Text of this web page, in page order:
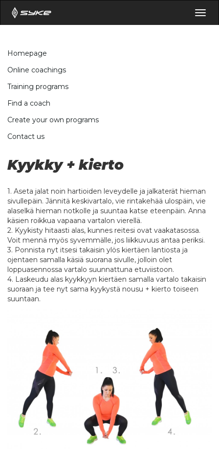
Homepage
Online coachings
Training programs
Find a coach
Create your own programs
Contact us
Kyykky + kierto
1. Aseta jalat noin hartioiden leveydelle ja jalkaterät hieman
sivullepäin. Jännitä keskivartalo, vie rintakehää ulospäin, vie
alaselkä hieman notkolle ja suuntaa katse eteenpäin. Anna
käsien roikkua vapaana vartalon vierellä.
2. Kyykisty hitaasti alas, kunnes reitesi ovat vaakatasossa.
Voit mennä myös syvemmälle, jos liikkuvuus antaa periksi.
3. Ponnista nyt itsesi takaisin ylös kiertäen lantiosta ja
ojentaen samalla käsiä suorana sivulle, jolloin olet
loppuasennossa vartalo suunnattuna etuviistoon.
4. Laskeudu alas kyykkyyn kiertäen samalla vartalo takaisin
suoraan ja tee nyt sama kyykystä nousu + kierto toiseen
suuntaan.